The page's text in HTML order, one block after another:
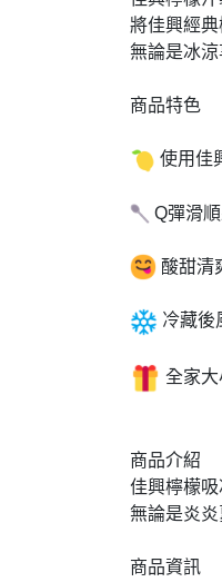
將佳興經
無論是冰
商品特色
使用佳
Q彈滑
酸甜清
冷藏後
全家大
商品介紹
佳興檸檬
無論是炎
商品資訊